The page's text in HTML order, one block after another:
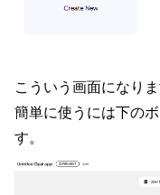
こういう画面になり
簡単に使うには下の
す。